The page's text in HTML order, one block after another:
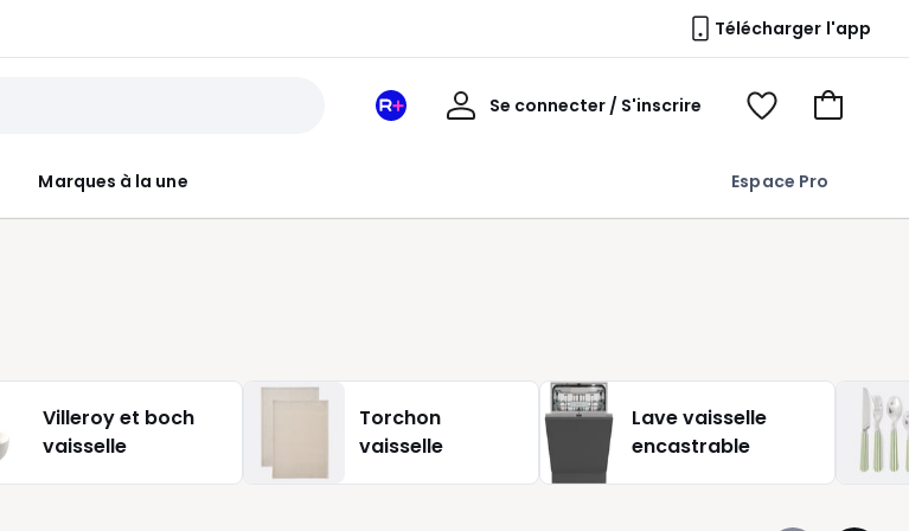
Télécharger l'app
Marques à la une Espace Pro
Mon
Se connecter / S'inscrire
Mon
Voir
Voir
Villeroy et boch
vaisselle
Torchon
vaisselle
Lave vaisselle
encastrable